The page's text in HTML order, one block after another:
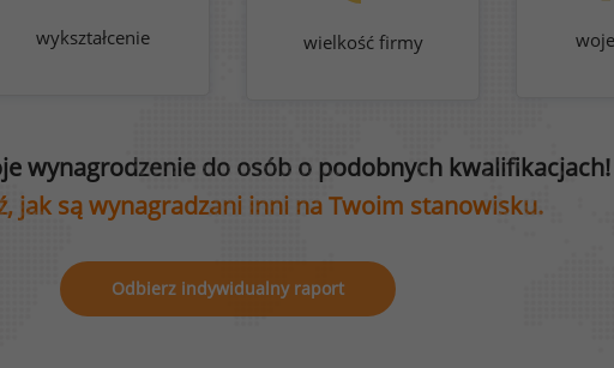
wykształcenie wielkość firmy
wynagrodzenie do osób o podobnych kwalifikacjach!
jak są wynagradzani inni na Twoim stanowisku.
Odbierz indywidualny raport